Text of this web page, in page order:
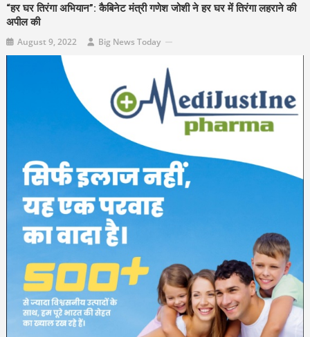
“हर घर तिरंगा अभियान”: कैबिनेट मंत्री गणेश जोशी ने हर घर में तिरंगा लहराने की
अपील की
August 9, 2022 Big News Today